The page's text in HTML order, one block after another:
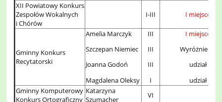
XII Powiatowy Konkurs
Zespołów Wokalnych
i Chórów
I-III I miejsce
Gminny Konkurs
Recytatorski
Amelia Marczyk
Szczepan Niemiec
Joanna Godoń
Magdalena Oleksy
III
III
III
I
I miejsce
Wyróżnienie
udział
udział
Gminny Komputerowy
Konkurs Ortograficzny
Katarzyna
Szumacher
VI